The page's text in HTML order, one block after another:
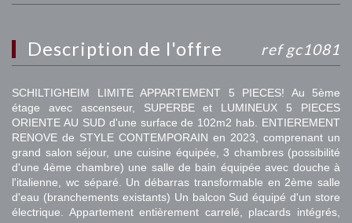
description de l'offre ref gc1081
SCHILTIGHEIM LIMITE APPARTEMENT 5 PIECES! Au 5ème
étage avec ascenseur, SUPERBE et LUMINEUX 5 PIECES
ORIENTE AU SUD d'une surface de 102m2 hab. ENTIEREMENT
RENOVE de STYLE CONTEMPORAIN en 2023, comprenant un
grand salon séjour, une cuisine équipée, 3 chambres (possibilité
d'une 4ème chambre) une salle de bain équipée avec douche à
l'italienne, wc séparé. Un débarras transformable en 2ème salle
d'eau (branchements existants) Un balcon Sud équipé d'un store
électrique. Appartement entièrement carrelé, placards intégrés,